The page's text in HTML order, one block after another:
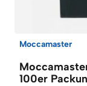
Moccamaster
100er